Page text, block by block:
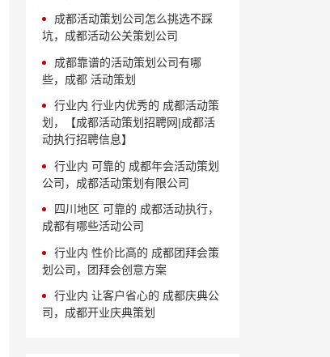
成都活动策划公司怎么挑选不踩
坑，成都活动公关策划公司
成都靠谱的活动策划公司有哪
些，成都 活动策划
行业内 行业内优秀的 成都活动策
划，【成都活动策划招聘网|成都活
动执行招聘信息】
行业内 可靠的 成都年会活动策划
公司，成都活动策划有限公司
四川地区 可靠的 成都活动执行，
成都有哪些活动公司
行业内 性价比高的 成都团拜会策
划公司，团拜会创意方案
行业内 让客户省心的 成都庆典公
司，成都开业庆典策划